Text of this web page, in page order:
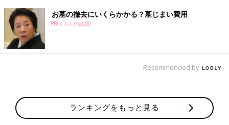
お墓の撤去にいくらかかる？墓じまい費用
PR(くらしの話題)
Recommended by
ランキングをもっと見る